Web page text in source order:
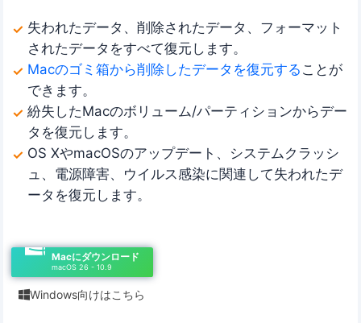
失われたデータ、削除されたデータ、フォーマット
されたデータをすべて復元します。
Macのゴミ箱から削除したデータを復元する ことが
できます。
紛失したMacのボリューム/パーティションからデー
タを復元します。
OS XやmacOSのアップデート、システムクラッシ
ュ、電源障害、ウイルス感染に関連して失われたデ
ータを復元します。
Macにダウンロード
macOS 26 - 10.9
Windows向けはこちら